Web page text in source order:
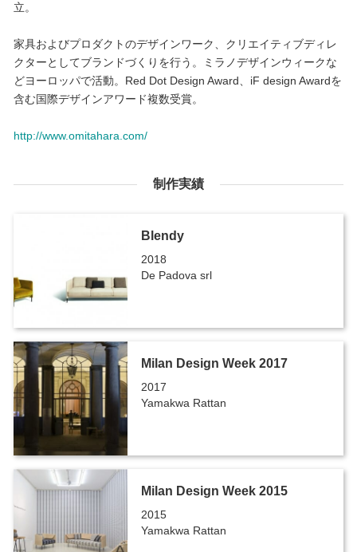
立。
家具およびプロダクトのデザインワーク、クリエイティブディレ
クターとしてブランドづくりを行う。ミラノデザインウィークな
どヨーロッパで活動。Red Dot Design Award、iF design Awardを
含む国際デザインアワード複数受賞。
http://www.omitahara.com/
制作実績
Blendy
2018
De Padova srl
Milan Design Week 2017
2017
Yamakwa Rattan
Milan Design Week 2015
2015
Yamakwa Rattan